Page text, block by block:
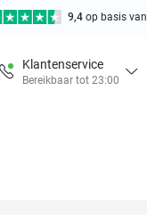
9,4 op basis van
Klantenservice
Bereikbaar tot 23:00